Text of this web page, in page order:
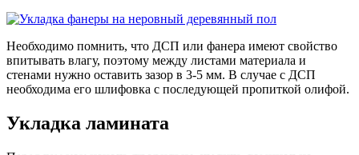
Необходимо помнить, что ДСП или фанера имеют свойство
впитывать влагу, поэтому между листами материала и
стенами нужно оставить зазор в 3-5 мм. В случае с ДСП
необходима его шлифовка с последующей пропиткой олифой.
Укладка ламината